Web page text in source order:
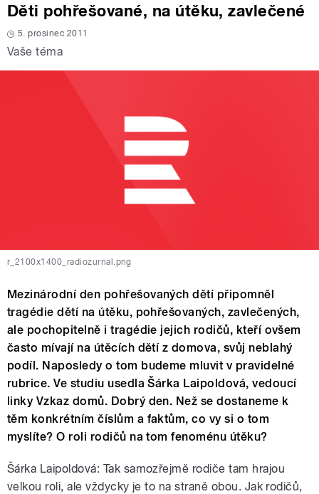
Děti pohřešované, na útěku, zavlečené
5. prosinec 2011
Vaše téma
r_2100x1400_radiozurnal.png
Mezinárodní den pohřešovaných dětí připomněl
tragédie dětí na útěku, pohřešovaných, zavlečených,
ale pochopitelně i tragédie jejich rodičů, kteří ovšem
často mívají na útěcích dětí z domova, svůj neblahý
podíl. Naposledy o tom budeme mluvit v pravidelné
rubrice. Ve studiu usedla Šárka Laipoldová, vedoucí
linky Vzkaz domů. Dobrý den. Než se dostaneme k
těm konkrétním číslům a faktům, co vy si o tom
myslíte? O roli rodičů na tom fenoménu útěku?
Šárka Laipoldová: Tak samozřejmě rodiče tam hrajou
velkou roli, ale vždycky je to na straně obou. Jak rodičů,